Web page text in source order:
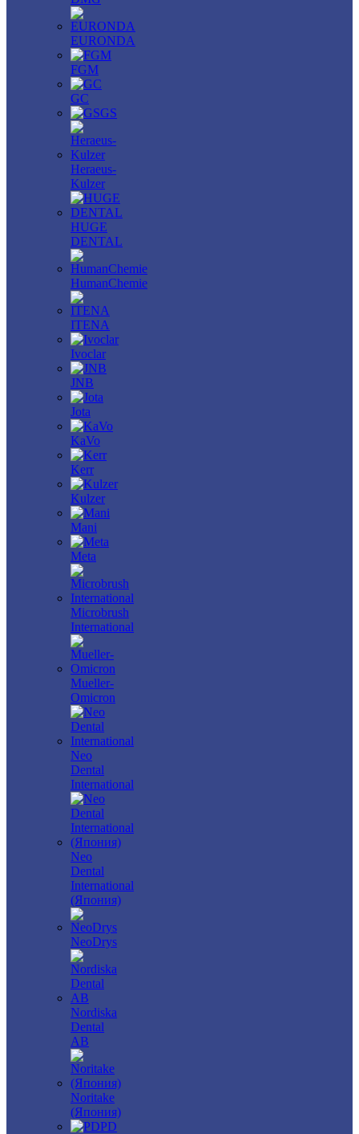
EURONDA
FGM
GC
GS
Heraeus-
Kulzer
HUGE
DENTAL
HumanChemie
ITENA
Ivoclar
JNB
Jota
KaVo
Kerr
Kulzer
Mani
Meta
Microbrush
International
Mueller-
Omicron
Neo
Dental
International
Neo
Dental
International
(Япония)
NeoDrys
Nordiska
Dental
AB
Noritake
(Япония)
PD